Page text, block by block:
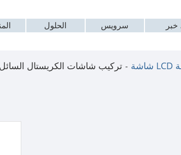
الحلول سرویس ،
تركيب شاشات الكريستال